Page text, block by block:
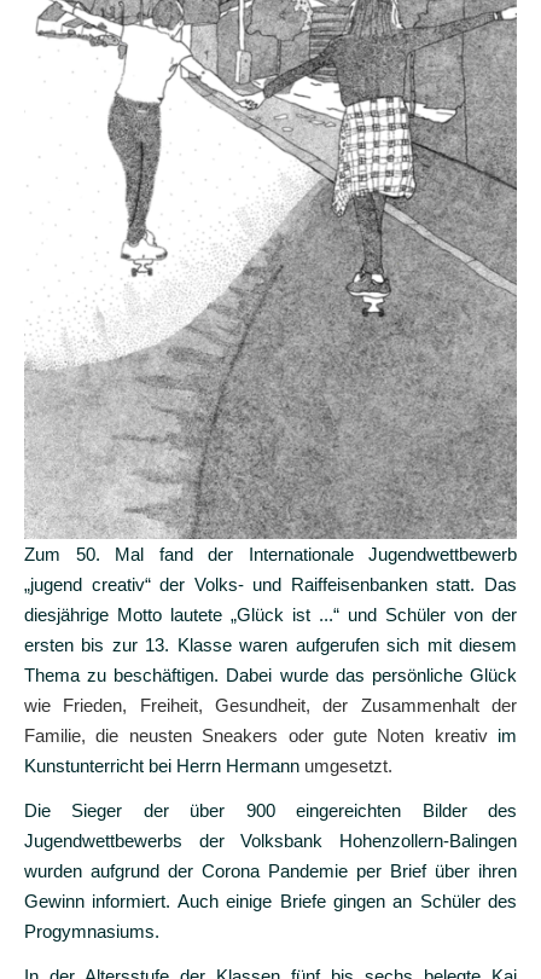
Aktuell
Newsletter
Hausordnung
Schulwegeplan
Kontakt
Zum 50. Mal fand der Internationale Jugendwettbewerb
„jugend creativ“ der Volks- und Raiffeisenbanken statt. Das
diesjährige Motto lautete „Glück ist ...“ und Schüler von der
ersten bis zur 13. Klasse waren aufgerufen sich mit diesem
Thema zu beschäftigen. Dabei wurde das persönliche Glück
wie Frieden, Freiheit, Gesundheit, der Zusammenhalt der
Familie, die neusten Sneakers oder gute Noten kreativ im
Kunstunterricht bei Herrn Hermann umgesetzt.
Die Sieger der über 900 eingereichten Bilder des
Jugendwettbewerbs der Volksbank Hohenzollern-Balingen
wurden aufgrund der Corona Pandemie per Brief über ihren
Gewinn informiert. Auch einige Briefe gingen an Schüler des
Progymnasiums.